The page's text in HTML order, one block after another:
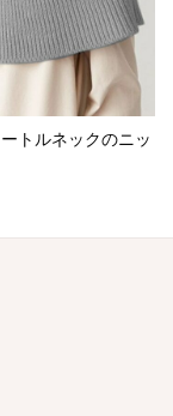
トルネックのニッ